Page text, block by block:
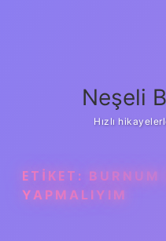
Neşeli
Hızlı
ETIKET: BURNUM
YAPMALIYIM